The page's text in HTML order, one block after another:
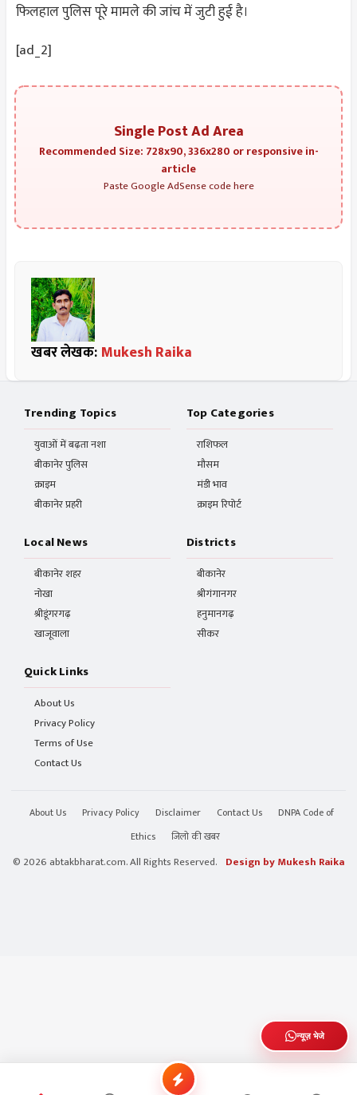
फिलहाल पुलिस पूरे मामले की जांच में जुटी हुई है।
[ad_2]
Single Post Ad Area
Recommended Size: 728x90, 336x280 or responsive in-
article
Paste Google AdSense code here
खबर लेखक: Mukesh Raika
Trending Topics
युवाओं में बढ़ता नशा
बीकानेर पुलिस
क्राइम
बीकानेर प्रहरी
Top Categories
राशिफल
मौसम
मंडी भाव
क्राइम रिपोर्ट
Local News
बीकानेर शहर
नोखा
श्रीडूंगरगढ़
खाजूवाला
Districts
बीकानेर
श्रीगंगानगर
हनुमानगढ़
सीकर
Quick Links
About Us
Privacy Policy
Terms of Use
Contact Us
About Us Privacy Policy Disclaimer Contact Us
DNPA Code of
Ethics
जिलो की खबर
© 2026 abtakbharat.com. All Rights Reserved. Design by Mukesh Raika
न्यूज़ भेजे